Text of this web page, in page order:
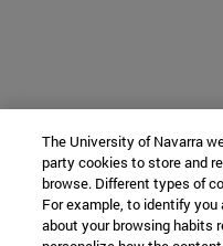
The University of Navarra
party cookies to store and
browse. Different types of
For example, to identify
about your browsing habits